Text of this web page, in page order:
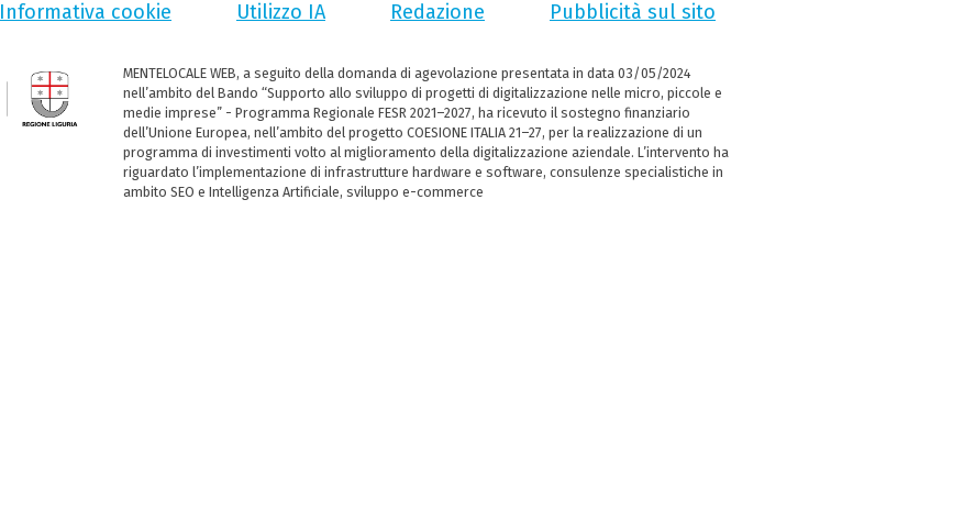
Informativa cookie Utilizzo IA Redazione Pubblicità sul sito
MENTELOCALE WEB, a seguito della domanda di agevolazione presentata in data 03/05/2024
nell’ambito del Bando “Supporto allo sviluppo di progetti di digitalizzazione nelle micro, piccole e
medie imprese” - Programma Regionale FESR 2021–2027, ha ricevuto il sostegno finanziario
dell’Unione Europea, nell’ambito del progetto COESIONE ITALIA 21–27, per la realizzazione di un
programma di investimenti volto al miglioramento della digitalizzazione aziendale. L’intervento ha
riguardato l’implementazione di infrastrutture hardware e software, consulenze specialistiche in
ambito SEO e Intelligenza Artificiale, sviluppo e-commerce